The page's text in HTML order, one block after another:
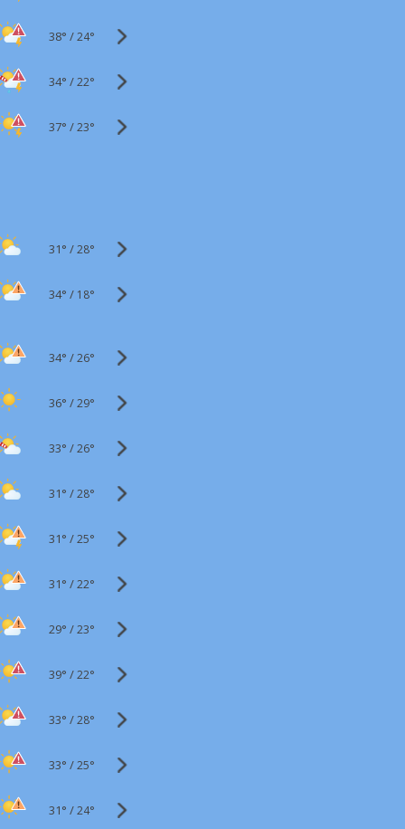
38° /24°
34° /22°
37° /23°
31° /28°
34° / 18°
34° /26°
36° /29°
33° /26°
31° /28°
31° /25°
31° /22°
29° /23°
39° /22°
33° /28°
33° /25°
31° /24°